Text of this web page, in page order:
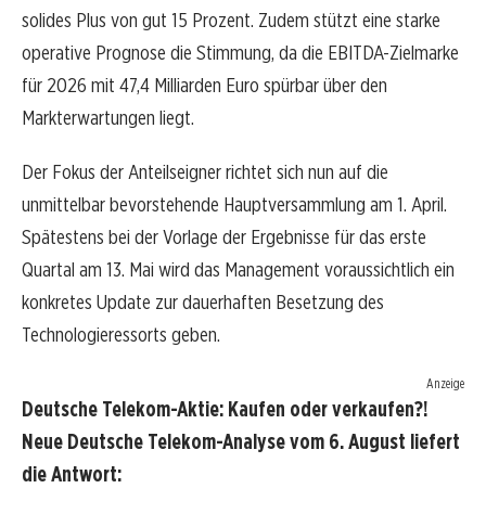
solides Plus von gut 15 Prozent. Zudem stützt eine starke
operative Prognose die Stimmung, da die EBITDA-Zielmarke
für 2026 mit 47,4 Milliarden Euro spürbar über den
Markterwartungen liegt.
Der Fokus der Anteilseigner richtet sich nun auf die
unmittelbar bevorstehende Hauptversammlung am 1. April.
Spätestens bei der Vorlage der Ergebnisse für das erste
Quartal am 13. Mai wird das Management voraussichtlich ein
konkretes Update zur dauerhaften Besetzung des
Technologieressorts geben.
Anzeige
Deutsche Telekom-Aktie: Kaufen oder verkaufen?!
Neue Deutsche Telekom-Analyse vom 6. August liefert
die Antwort: